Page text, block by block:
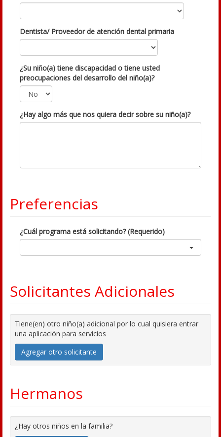
Dentista/ Proveedor de atención dental primaria
¿Su niño(a) tiene discapacidad o tiene usted
preocupaciones del desarrollo del niño(a)?
¿Hay algo más que nos quiera decir sobre su niño(a)?
Preferencias
¿Cuál programa está solicitando? (Requerido)
Solicitantes Adicionales
Tiene(en) otro niño(a) adicional por lo cual quisiera entrar
una aplicación para servicios
Agregar otro solicitante
Hermanos
¿Hay otros niños en la familia?